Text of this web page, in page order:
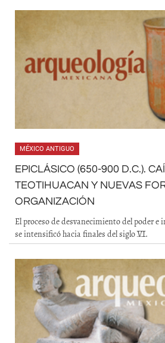
MÉXICO ANTIGUO
EPICLÁSICO (650-900 D.C.).
TEOTIHUACAN Y NUEVAS
ORGANIZACIÓN
El proceso de desvanecimiento del poder
se intensificó hacia finales del siglo VI.